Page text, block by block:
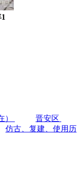
）
晋安区
仿古、复建、使用历